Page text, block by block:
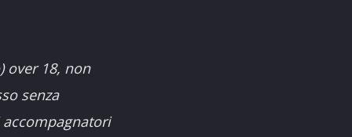
over 18, non
senza